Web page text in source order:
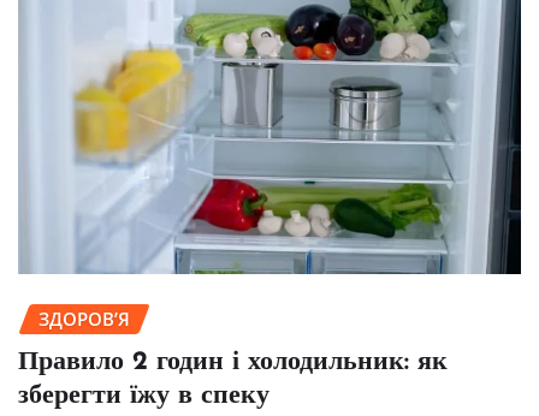
ЗДОРОВ’Я
Правило 2 годин і холодильник: як
зберегти їжу в спеку